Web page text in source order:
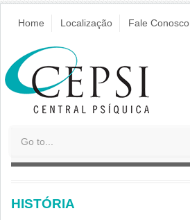
Home Localização Fale Conosco
HISTÓRIA